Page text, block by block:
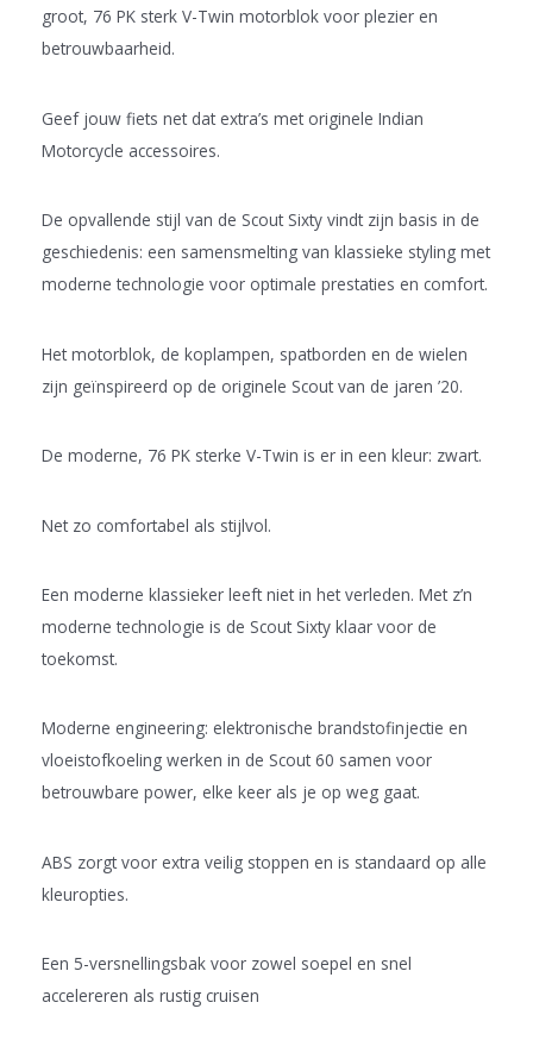
groot, 76 PK sterk V-Twin motorblok voor plezier en
betrouwbaarheid.
Geef jouw fiets net dat extra’s met originele Indian
Motorcycle accessoires.
De opvallende stijl van de Scout Sixty vindt zijn basis in de
geschiedenis: een samensmelting van klassieke styling met
moderne technologie voor optimale prestaties en comfort.
Het motorblok, de koplampen, spatborden en de wielen
zijn geïnspireerd op de originele Scout van de jaren ’20.
De moderne, 76 PK sterke V-Twin is er in een kleur: zwart.
Net zo comfortabel als stijlvol.
Een moderne klassieker leeft niet in het verleden. Met z’n
moderne technologie is de Scout Sixty klaar voor de
toekomst.
Moderne engineering: elektronische brandstofinjectie en
vloeistofkoeling werken in de Scout 60 samen voor
betrouwbare power, elke keer als je op weg gaat.
ABS zorgt voor extra veilig stoppen en is standaard op alle
kleuropties.
Een 5-versnellingsbak voor zowel soepel en snel
accelereren als rustig cruisen